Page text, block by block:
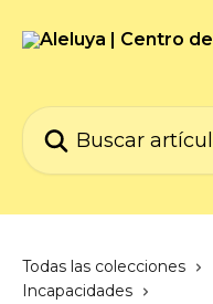
Buscar artículos...
Todas las colecciones
Incapacidades